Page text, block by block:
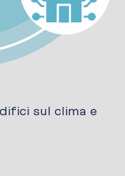
sul clima e